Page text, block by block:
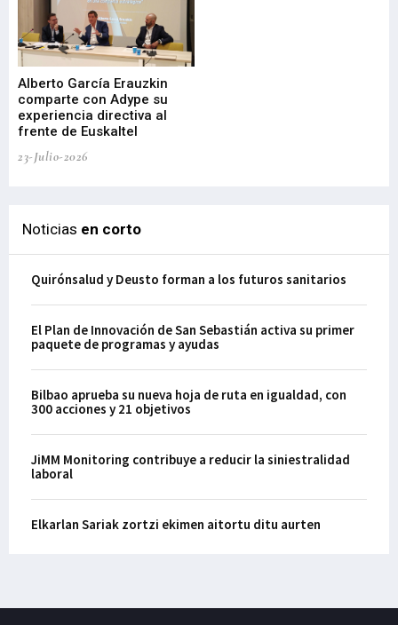
Alberto García Erauzkin
comparte con Adype su
experiencia directiva al
frente de Euskaltel
23-Julio-2026
Noticias en corto
Quirónsalud y Deusto forman a los futuros sanitarios
El Plan de Innovación de San Sebastián activa su primer
paquete de programas y ayudas
Bilbao aprueba su nueva hoja de ruta en igualdad, con
300 acciones y 21 objetivos
JiMM Monitoring contribuye a reducir la siniestralidad
laboral
Elkarlan Sariak zortzi ekimen aitortu ditu aurten